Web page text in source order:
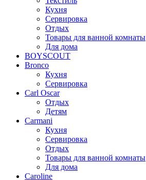
Кухня
Сервировка
Отдых
Товары для ванной комнаты
Для дома
BOYSCOUT
Bronco
Кухня
Сервировка
Carl Oscar
Отдых
Детям
Carmani
Кухня
Сервировка
Отдых
Товары для ванной комнаты
Для дома
Caroline